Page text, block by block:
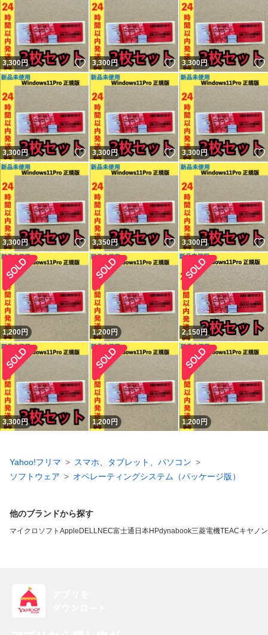
3,300円 いいね！
3,300円 いいね！
3,300円
3,300円 いいね！
3,300円 いいね！
3,300円
3,300円 いいね！
3,350円 いいね！
3,300円
1,200円 1,200円 2,150円
3,300円 1,200円 1,200円
Yahoo!フリマ
スマホ、タブレット、パソコン
ソフトウェア
オペレーティングシステム（パッケージ版）
他のブランドから探す
マイクロソフト Apple DELLNEC富士通 日本HPdynabook三菱電機TEACキヤノン